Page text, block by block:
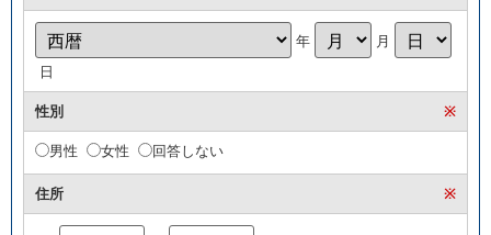
年
月
日
性別 ※
男性 女性 回答しない
住所 ※